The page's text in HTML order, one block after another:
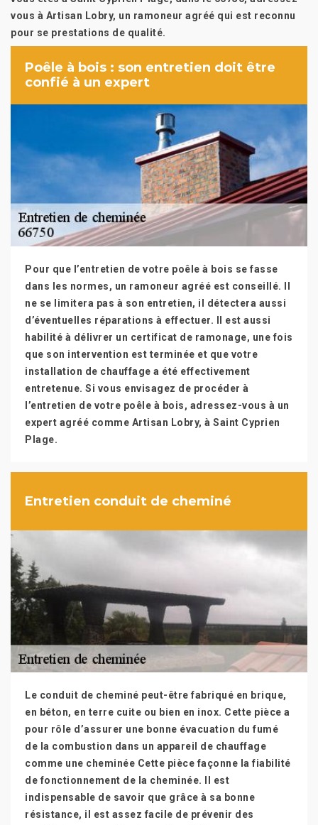
vous à Artisan Lobry, un ramoneur agréé qui est reconnu
pour se prestations de qualité.
Poêle à bois : son entretien doit être
confié à un expert
Pour que l’entretien de votre poêle à bois se fasse
dans les normes, un ramoneur agréé est conseillé. Il
ne se limitera pas à son entretien, il détectera aussi
d’éventuelles réparations à effectuer. Il est aussi
habilité à délivrer un certificat de ramonage, une fois
que son intervention est terminée et que votre
installation de chauffage a été effectivement
entretenue. Si vous envisagez de procéder à
l’entretien de votre poêle à bois, adressez-vous à un
expert agréé comme Artisan Lobry, à Saint Cyprien
Plage.
Entretien conduit de cheminé
Le conduit de cheminé peut-être fabriqué en brique,
en béton, en terre cuite ou bien en inox. Cette pièce a
pour rôle d’assurer une bonne évacuation du fumé
de la combustion dans un appareil de chauffage
comme une cheminée Cette pièce façonne la fiabilité
de fonctionnement de la cheminée. Il est
indispensable de savoir que grâce à sa bonne
résistance, il est assez facile de prévenir des